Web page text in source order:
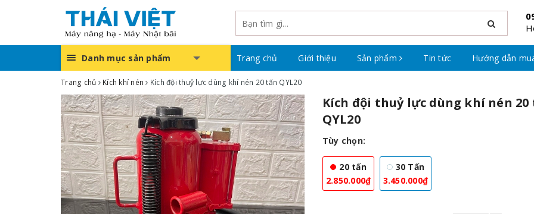
Danh mục sản phẩm Trang chủ Giới thiệu Sản phẩm Tin tức Hướng dẫn
Trang chủ Kích khí nén Kích đội thuỷ lực dùng khí nén 20 tấn QYL20
Kích đội thuỷ lực dùng khí nén 20
QYL20
Tùy chọn:
20 tấn
2.850.000₫
30 Tấn
3.450.000₫